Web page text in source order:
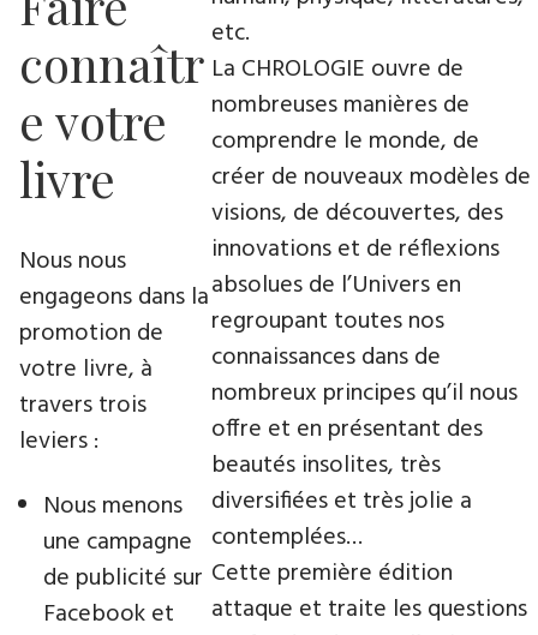
etc.
La CHROLOGIE ouvre de
nombreuses manières de
comprendre le monde, de
créer de nouveaux modèles de
visions, de découvertes, des
innovations et de réflexions
absolues de l’Univers en
regroupant toutes nos
connaissances dans de
nombreux principes qu’il nous
offre et en présentant des
beautés insolites, très
diversifiées et très jolie a
contemplées…
Cette première édition
attaque et traite les questions
connaîtr
e votre
livre
Nous nous
engageons dans la
promotion de
votre livre​, à
travers trois
leviers :
Nous menons
une campagne
de publicité sur
Facebook et